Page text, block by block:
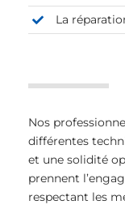
La
Nos
différentes
et une solidité
prennent
respectant les